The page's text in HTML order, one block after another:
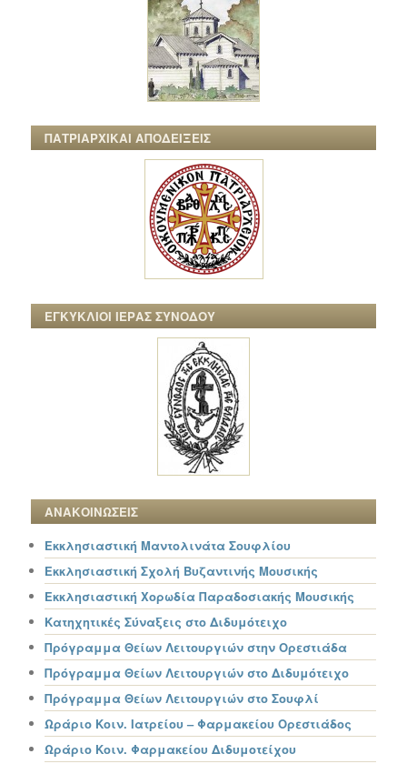
ΠΑΤΡΙΑΡΧΙΚΑΙ ΑΠΟΔΕΙΞΕΙΣ
ΕΓΚΥΚΛΙΟΙ ΙΕΡΑΣ ΣΥΝΟΔΟΥ
ΑΝΑΚΟΙΝΩΣΕΙΣ
Εκκλησιαστική Μαντολινάτα Σουφλίου
Εκκλησιαστική Σχολή Βυζαντινής Μουσικής
Εκκλησιαστική Χορωδία Παραδοσιακής Μουσικής
Κατηχητικές Σύναξεις στο Διδυμότειχο
Πρόγραμμα Θείων Λειτουργιών στην Ορεστιάδα
Πρόγραμμα Θείων Λειτουργιών στο Διδυμότειχο
Πρόγραμμα Θείων Λειτουργιών στο Σουφλί
Ωράριο Κοιν. Ιατρείου – Φαρμακείου Ορεστιάδος
Ωράριο Κοιν. Φαρμακείου Διδυμοτείχου